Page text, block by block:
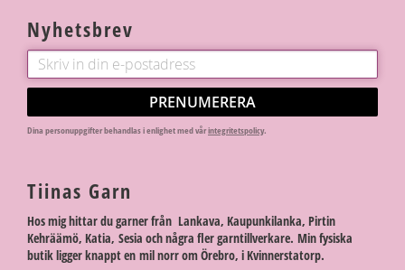
Nyhetsbrev
PRENUMERERA
Dina personuppgifter behandlas i enlighet med vårintegritetspolicy.
Tiinas Garn
Hos mig hittar du garner från Lankava, Kaupunkilanka, Pirtin
Kehräämö, Katia, Sesia och några fler garntillverkare. Min fysiska
butik ligger knappt en mil norr om Örebro, i Kvinnerstatorp.